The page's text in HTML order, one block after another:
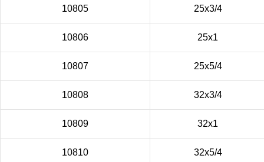
10805 25х3/4
10806 25х1
10807 25х5/4
10808 32х3/4
10809 32х1
10810 32х5/4